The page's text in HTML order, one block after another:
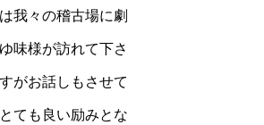
我々の稽古場に劇
味様が訪れて下さ
がお話しもさせて
ても良い励みとな